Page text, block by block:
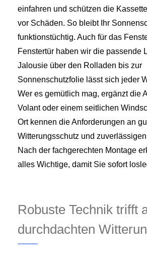
einfahren und schützen die
vor Schäden. So bleibt Ihr
funktionstüchtig. Auch für das
Fenstertür haben wir die passende
Jalousie über den Rolladen bis zur
Sonnenschutzfolie lässt sich jeder
Wer es gemütlich mag, ergänzt die
Volant oder einem seitlichen
Ort kennen die Anforderungen an
Witterungsschutz und
Nach der fachgerechten Montage
alles Wichtige, damit Sie sofort
Robuste Technik trifft
durchdachten